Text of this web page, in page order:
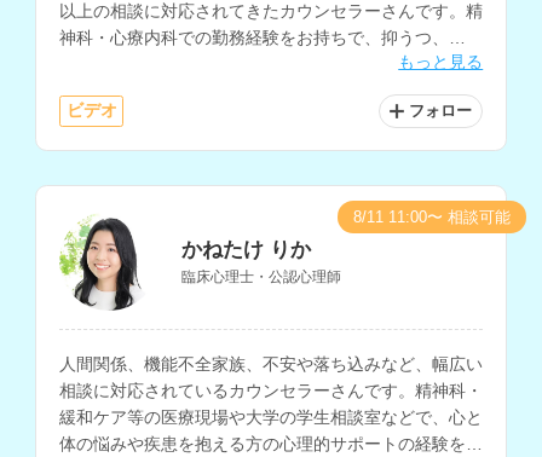
以上の相談に対応されてきたカウンセラーさんです。精
神科・心療内科での勤務経験をお持ちで、抑うつ、
PTSDの相談も得意とされているほか、コーチングにも
もっと見る
ビデオ フォロー
かねたけ りか
臨床心理士・公認心理師
人間関係、機能不全家族、不安や落ち込みなど、幅広い
相談に対応されているカウンセラーさんです。精神科・
緩和ケア等の医療現場や大学の学生相談室などで、心と
体の悩みや疾患を抱える方の心理的サポートの経験をお
8/11 11:00〜 相談可能